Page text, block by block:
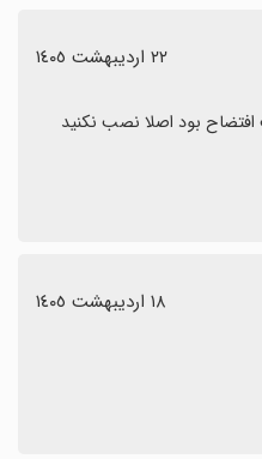
٢٢ اردیبهشت ١٤٠٥
١٨ اردیبهشت ١٤٠٥